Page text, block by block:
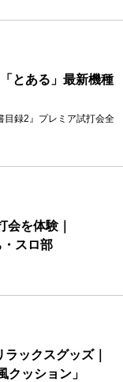
とある」最新機種
目録2』プレミア試打会全
を体験｜
スロ部
ックスグッズ｜
クッション」